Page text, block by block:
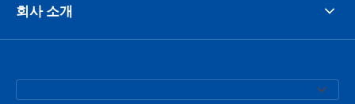
회사 소개